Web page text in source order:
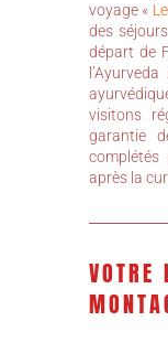
voyage «
des
départ de
visitons
garantie
après la
VOTRE